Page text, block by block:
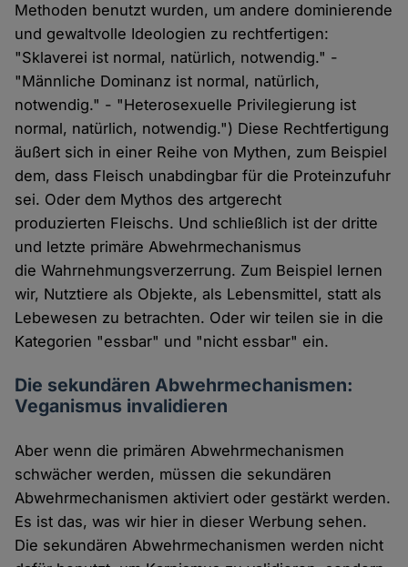
Methoden benutzt wurden, um andere dominierende
und gewaltvolle Ideologien zu rechtfertigen:
"Sklaverei ist normal, natürlich, notwendig." -
"Männliche Dominanz ist normal, natürlich,
notwendig." - "Heterosexuelle Privilegierung ist
normal, natürlich, notwendig.") Diese Rechtfertigung
äußert sich in einer Reihe von Mythen, zum Beispiel
dem, dass Fleisch unabdingbar für die Proteinzufuhr
sei. Oder dem Mythos des artgerecht
produzierten Fleischs. Und schließlich ist der dritte
und letzte primäre Abwehrmechanismus
die Wahrnehmungsverzerrung. Zum Beispiel lernen
wir, Nutztiere als Objekte, als Lebensmittel, statt als
Lebewesen zu betrachten. Oder wir teilen sie in die
Kategorien "essbar" und "nicht essbar" ein.
Die sekundären Abwehrmechanismen:
Veganismus invalidieren
Aber wenn die primären Abwehrmechanismen
schwächer werden, müssen die sekundären
Abwehrmechanismen aktiviert oder gestärkt werden.
Es ist das, was wir hier in dieser Werbung sehen.
Die sekundären Abwehrmechanismen werden nicht